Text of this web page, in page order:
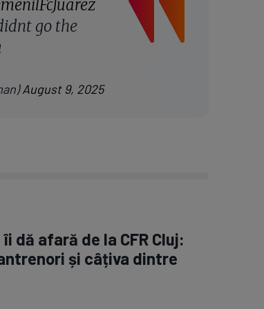
go the
August 9, 2025
dă afară de la CFR Cluj:
și câțiva dintre